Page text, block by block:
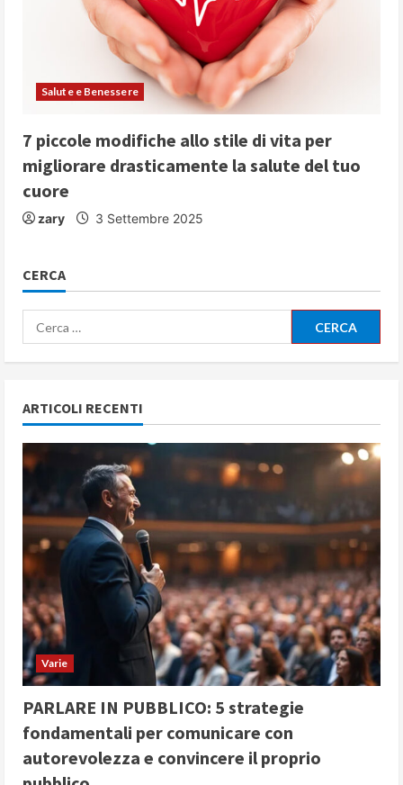
Salute e Benessere
7 piccole modifiche allo stile di vita per
migliorare drasticamente la salute del tuo
cuore
zary 3 Settembre 2025
CERCA
Ricerca
per:
ARTICOLI RECENTI
Varie
PARLARE IN PUBBLICO: 5 strategie
fondamentali per comunicare con
autorevolezza e convincere il proprio